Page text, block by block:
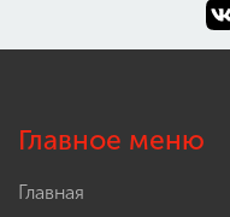
Главное меню
Главная